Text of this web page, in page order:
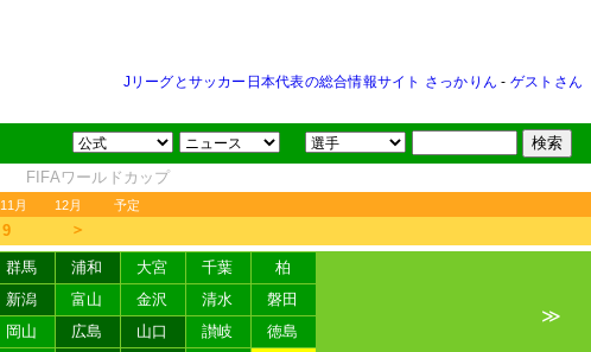
Jリーグとサッカー日本代表の総合情報サイト さっかりん - ゲストさん
FIFAワールドカップ
11月 12月 予定
9 ＞
群馬 浦和 大宮 千葉
柏
新潟 富山 金沢 清水
磐田
岡山 広島 山口 讃岐
徳島
≫